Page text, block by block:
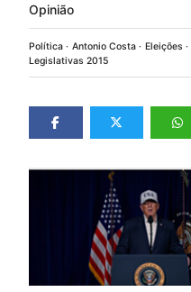
Opinião
Política Antonio Costa Eleições
Legislativas 2015